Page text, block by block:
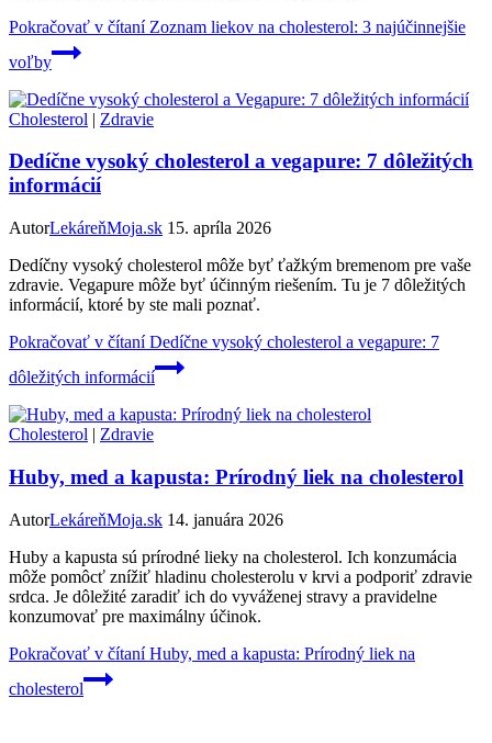
Pokračovať v čítaníZoznam liekov na cholesterol: 3 najúčinnejšie
voľby
Cholesterol | Zdravie
Dedíčne vysoký cholesterol a vegapure: 7 dôležitých
informácií
AutorLekáreňMoja.sk 15. apríla 2026
Dedíčny vysoký cholesterol môže byť ťažkým bremenom pre vaše
zdravie. Vegapure môže byť účinným riešením. Tu je 7 dôležitých
informácií, ktoré by ste mali poznať.
Pokračovať v čítaníDedíčne vysoký cholesterol a vegapure: 7
dôležitých informácií
Cholesterol | Zdravie
Huby, med a kapusta: Prírodný liek na cholesterol
AutorLekáreňMoja.sk 14. januára 2026
Huby a kapusta sú prírodné lieky na cholesterol. Ich konzumácia
môže pomôcť znížiť hladinu cholesterolu v krvi a podporiť zdravie
srdca. Je dôležité zaradiť ich do vyváženej stravy a pravidelne
konzumovať pre maximálny účinok.
Pokračovať v čítaníHuby, med a kapusta: Prírodný liek na
cholesterol